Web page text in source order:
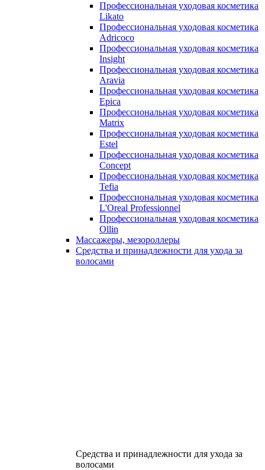
Профессиональная уходовая косметика
Likato
Профессиональная уходовая косметика
Adricoco
Профессиональная уходовая косметика
Insight
Профессиональная уходовая косметика
Aravia
Профессиональная уходовая косметика
Epica
Профессиональная уходовая косметика
Matrix
Профессиональная уходовая косметика
Estel
Профессиональная уходовая косметика
Concept
Профессиональная уходовая косметика
Tefia
Профессиональная уходовая косметика
L'Oreal Professionnel
Профессиональная уходовая косметика
Ollin
Массажеры, мезороллеры
Средства и принадлежности для ухода за
волосами
Средства и принадлежности для ухода за
волосами